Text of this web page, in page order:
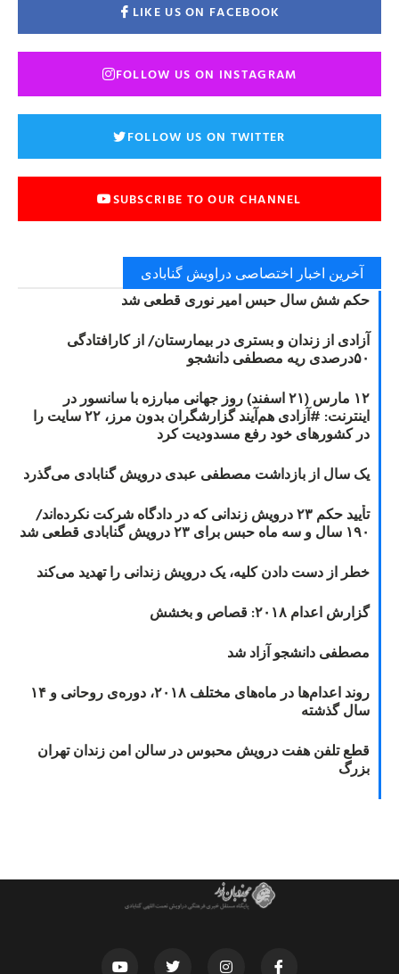
LIKE US ON FACEBOOK
FOLLOW US ON INSTAGRAM
FOLLOW US ON TWITTER
SUBSCRIBE TO OUR CHANNEL
آخرین اخبار اختصاصی دراویش گنابادی
حکم شش سال حبس امیر نوری قطعی شد
آزادی از زندان و بستری در بیمارستان/ از کارافتادگی
۵۰درصدی ریه مصطفی دانشجو
۱۲ مارس (۲۱ اسفند) روز جهانی مبارزه با سانسور در
اینترنت: #آزادی هم‌آیند گزارشگران‌ بدون مرز، ۲۲ سایت را
در کشورهای خود رفع مسدودیت کرد
یک سال از بازداشت مصطفی عبدی درویش گنابادی می‌گذرد
تأیید حکم ۲۳ درویش زندانی که در دادگاه شرکت نکرده‌اند/
۱۹۰ سال و سه ماه حبس برای ۲۳ درویش گنابادی قطعی شد
خطر از دست دادن کلیه، یک درویش زندانی را تهدید می‌کند
گزارش اعدام ۲۰۱۸: قصاص و بخشش
مصطفی دانشجو آزاد شد
روند اعدام‌ها در ماه‌های مختلف ۲۰۱۸، دوره‌ی روحانی و ۱۴
سال گذشته
قطع تلفن هفت درویش محبوس در سالن امن زندان تهران
بزرگ